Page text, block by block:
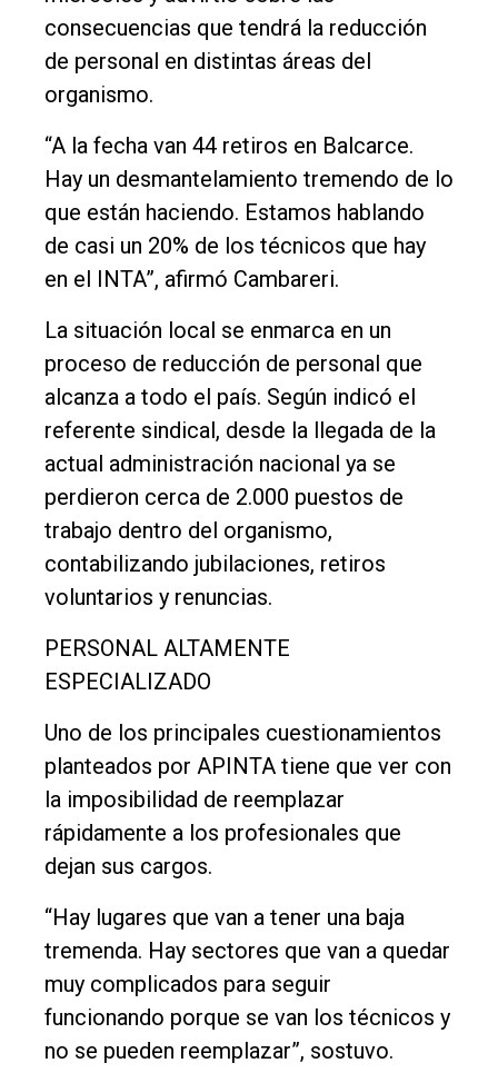
Contacto
consecuencias que tendrá la reducción
de personal en distintas áreas del
organismo.
“A la fecha van 44 retiros en Balcarce.
Hay un desmantelamiento tremendo de lo
que están haciendo. Estamos hablando
de casi un 20% de los técnicos que hay
en el INTA”, afirmó Cambareri.
La situación local se enmarca en un
proceso de reducción de personal que
alcanza a todo el país. Según indicó el
referente sindical, desde la llegada de la
actual administración nacional ya se
perdieron cerca de 2.000 puestos de
trabajo dentro del organismo,
contabilizando jubilaciones, retiros
voluntarios y renuncias.
PERSONAL ALTAMENTE
ESPECIALIZADO
Uno de los principales cuestionamientos
planteados por APINTA tiene que ver con
la imposibilidad de reemplazar
rápidamente a los profesionales que
dejan sus cargos.
“Hay lugares que van a tener una baja
tremenda. Hay sectores que van a quedar
muy complicados para seguir
funcionando porque se van los técnicos y
no se pueden reemplazar”, sostuvo.